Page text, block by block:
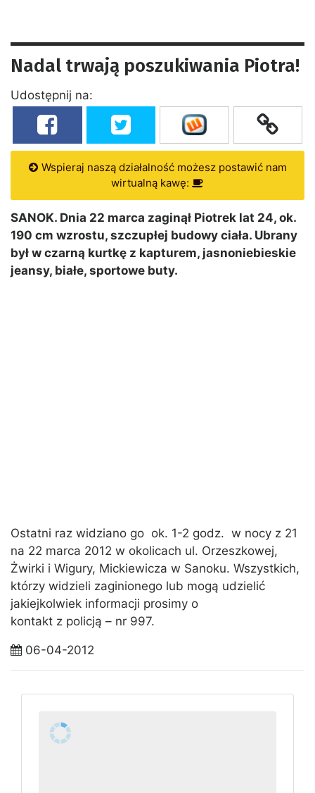
Nadal trwają poszukiwania Piotra!
Udostępnij na:
Wspieraj naszą działalność możesz postawić nam
wirtualną kawę:
SANOK. Dnia 22 marca zaginął Piotrek lat 24, ok.
190 cm wzrostu, szczupłej budowy ciała. Ubrany
był w czarną kurtkę z kapturem, jasnoniebieskie
jeansy, białe, sportowe buty.
Ostatni raz widziano go ok. 1-2 godz. w nocy z 21
na 22 marca 2012 w okolicach ul. Orzeszkowej,
Żwirki i Wigury, Mickiewicza w Sanoku. Wszystkich,
którzy widzieli zaginionego lub mogą udzielić
jakiejkolwiek informacji prosimy o
kontakt z policją – nr 997.
06-04-2012